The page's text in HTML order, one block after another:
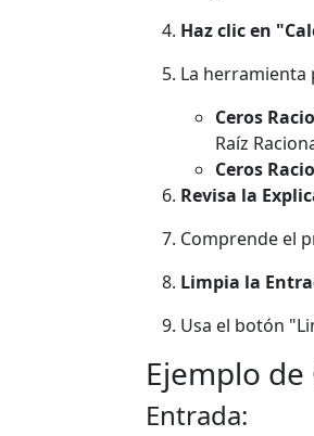
Haz clic en
La herramienta
Ceros
Raíz
Ceros
Revisa la
Comprende el
Limpia la
Usa el botón
Ejemplo de
Entrada: